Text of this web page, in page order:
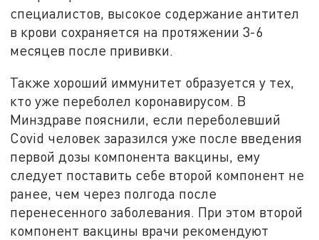
специалистов, высокое содержание антител
в крови сохраняется на протяжении 3-6
месяцев после прививки.
Также хороший иммунитет образуется у тех,
кто уже переболел коронавирусом. В
Минздраве пояснили, если переболевший
Сovid человек заразился уже после введения
первой дозы компонента вакцины, ему
следует поставить себе второй компонент не
ранее, чем через полгода после
перенесенного заболевания. При этом второй
компонент вакцины врачи рекомендуют